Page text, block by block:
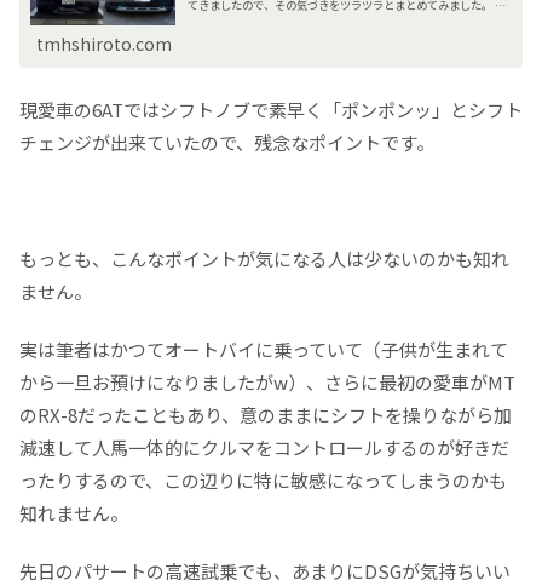
てきましたので、その気づきをツラツラとまとめてみました。 3
tmhshiroto.com
現愛車の6ATではシフトノブで素早く「ポンポンッ」とシフト
チェンジが出来ていたので、残念なポイントです。
もっとも、こんなポイントが気になる人は少ないのかも知れ
ません。
実は筆者はかつてオートバイに乗っていて（子供が生まれて
から一旦お預けになりましたがw）、さらに最初の愛車がMT
のRX-8だったこともあり、意のままにシフトを操りながら加
減速して人馬一体的にクルマをコントロールするのが好きだ
ったりするので、この辺りに特に敏感になってしまうのかも
知れません。
先日のパサートの高速試乗でも、あまりにDSGが気持ちいい